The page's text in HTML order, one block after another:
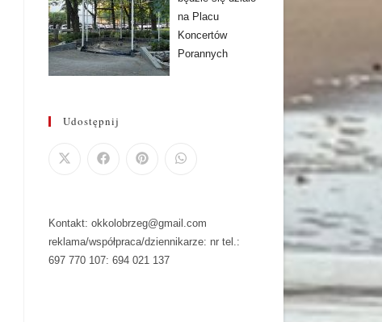
na Placu
Koncertów
Porannych
Udostępnij
Kontakt: okkolobrzeg@gmail.com
reklama/współpraca/dziennikarze: nr tel.:
697 770 107: 694 021 137